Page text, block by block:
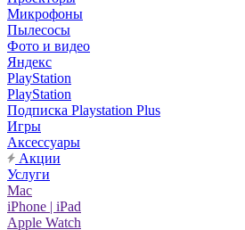
Микрофоны
Пылесосы
Фото и видео
Яндекс
PlayStation
PlayStation
Подписка Playstation Plus
Игры
Аксессуары
Акции
Услуги
Mac
iPhone | iPad
Apple Watch